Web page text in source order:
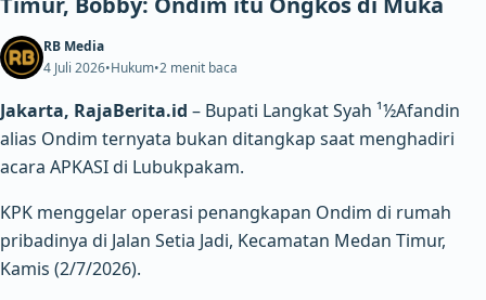
RB Media
4 Juli 2026•Hukum•2 menit baca
Jakarta, RajaBerita.id – Bupati Langkat Syah ¹½Afandin
alias Ondim ternyata bukan ditangkap saat menghadiri
acara APKASI di Lubukpakam.
KPK menggelar operasi penangkapan Ondim di rumah
pribadinya di Jalan Setia Jadi, Kecamatan Medan Timur,
Kamis (2/7/2026).